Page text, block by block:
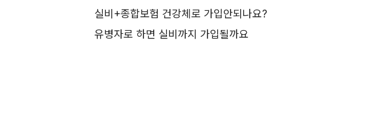
실비+종합보험 건강체로 가입안되나요?
유병자로 하면 실비까지 가입될까요